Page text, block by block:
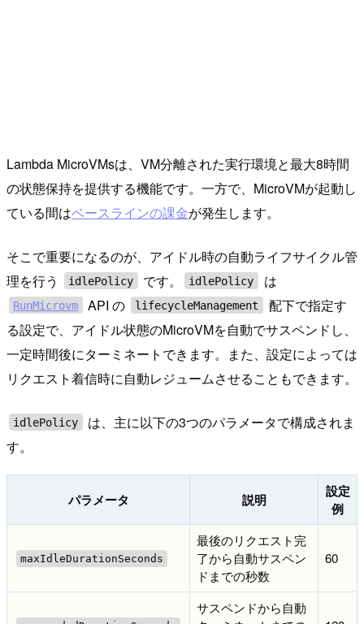
Lambda MicroVMsは、VM分離された実行環境と最大8時間
の状態保持を提供する機能です。一方で、MicroVMが起動し
ている間はベースラインの課金が発生します。
そこで重要になるのが、アイドル時の自動ライフサイクル管
理を行う
idlePolicy です。 idlePolicy は
RunMicrovm API の lifecycleManagement
配下で指定す
る設定で、アイドル状態のMicroVMを自動でサスペンドし、
一定時間後にターミネートできます。また、設定によっては
リクエスト着信時に自動レジュームさせることもできます。
idlePolicy
は、主に以下の3つのパラメータで構成されま
す。
パラメータ 説明
設定
例
maxIdleDurationSeconds
最後のリクエスト完
了から自動サスペン
ドまでの秒数
60
サスペンドから自動